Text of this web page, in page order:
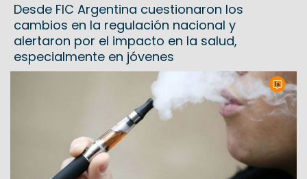
Desde FIC Argentina cuestionaron los
cambios en la regulación nacional y
alertaron por el impacto en la salud,
especialmente en jóvenes